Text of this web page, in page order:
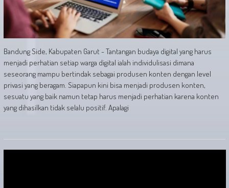
Bandung Side, Kabupaten Garut - Tantangan budaya digital yang harus
menjadi perhatian setiap warga digital ialah individulisasi dimana
seseorang mampu bertindak sebagai produsen konten dengan level
privasi yang beragam. Siapapun kini bisa menjadi produsen konten,
sesuatu yang baik namun tetap harus menjadi perhatian karena konten
yang dihasilkan tidak selalu positif. Apalagi